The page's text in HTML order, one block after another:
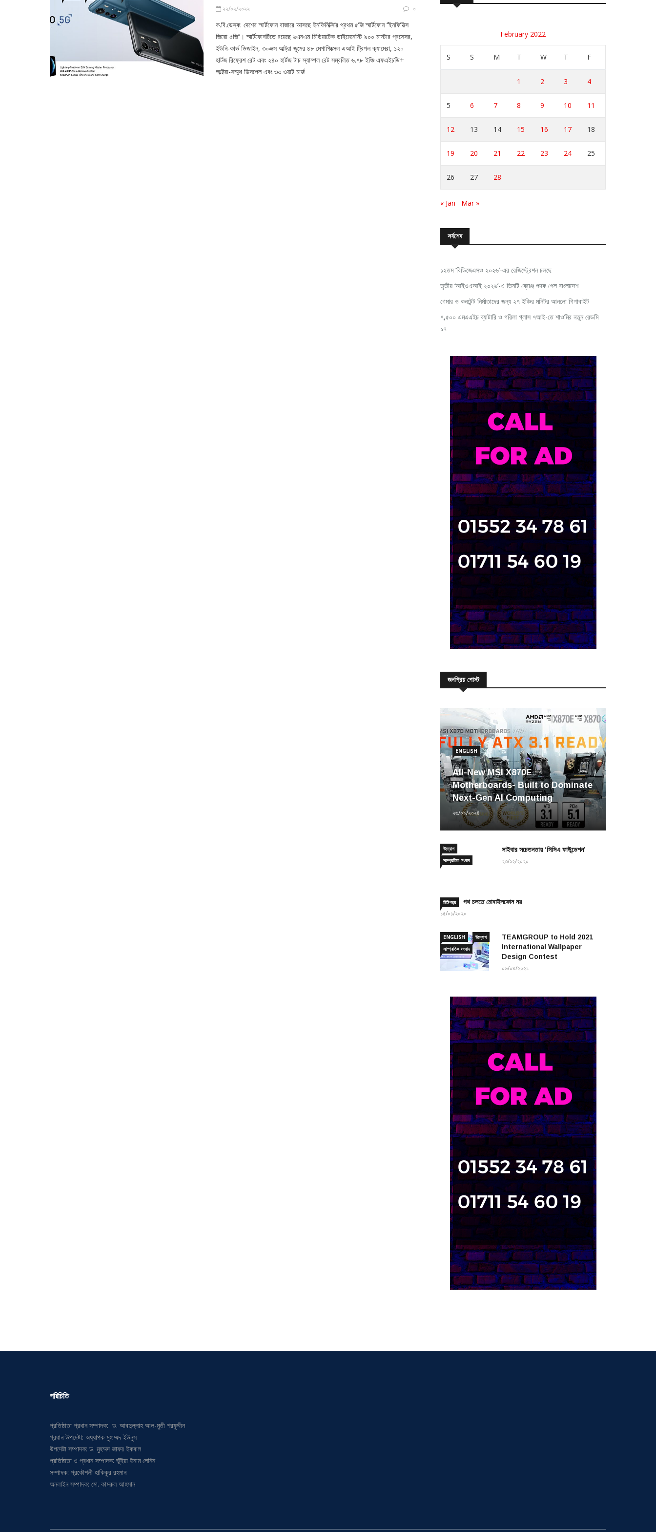
২২/০২/২০২২ ০
ক.বি.ডেস্ক: দেশের স্মার্টফোন বাজারে আসছে ইনফিনিক্সি’র প্রথম ৫জি স্মার্টফোন ‘‘ইনফিনিক্স
জিরো ৫জি’’। স্মার্টফোনটিতে রয়েছে ৬এনএম মিডিয়াটেক ডাইমেনেস্টি ৯০০ মাস্টার প্রসেসর,
ইউনি-কার্ভ ডিজাইন, ৩০এক্স আল্ট্রা জুমের ৪৮ মেগাপিক্সেল এআই ট্রিপল ক্যামেরা, ১২০
হার্টজ রিফ্রেশ রেট এবং ২৪০ হার্টজ টাচ স্যাম্পল রেট সম্বলিত ৬.৭৮ ইঞ্চি এফএইচডি+
আল্ট্রা-সম্মুথ ডিসপ্লে এবং ৩৩ ওয়াট চার্জ
February 2022
S S M T W T F
1 2 3 4
5 6 7 8 9 10 11
12 13 14 15 16 17 18
19 20 21 22 23 24 25
26 27 28
« Jan Mar »
সর্বশেষ
১২তম ‘বিডিজেএসও ২০২৬’-এর রেজিস্ট্রেশন চলছে
তৃতীয় ‘আইওএআই ২০২৬’-এ তিনটি ব্রোঞ্জ পদক পেল বাংলাদেশ
গেমার ও কনটেন্ট নির্মাতাদের জন্য ২৭ ইঞ্চির মনিটর আনলো গিগাবাইট
৭,৫০০ এমএএইচ ব্যাটারি ও গরিলা গ্লাস ৭আই-তে শাওমির নতুন রেডমি
১৭
জনপ্রিয় পোস্ট
ENGLISH
All-New MSI X870E
Motherboards- Built to Dominate
Next-Gen AI Computing
২৬/০৯/২০২৪
উদ্যোগ
সাম্প্রতিক সংবাদ
সাইবার সচেতনতায় ‘সিসিএ ফাউন্ডেশন’
২৩/১২/২০২০
চিঠিপত্র পথ চলতে মোবাইলফোন নয়
১৫/০১/২০২০
ENGLISH
উদ্যোগ
সাম্প্রতিক সংবাদ
TEAMGROUP to Hold 2021
International Wallpaper
Design Contest
০৬/০৪/২০২১
পরিচিতি
প্রতিষ্ঠাতা প্রধান সম্পাদক: ড. আবদুল্লাহ আল-মুতী শরফুদ্দীন
প্রধান উপদেষ্টা: অধ্যাপক মুহাম্মদ ইউনুস
উপদেষ্টা সম্পাদক: ড. মুহম্মদ জাফর ইকবাল
প্রতিষ্ঠাতা ও প্রধান সম্পাদক: ভূঁইয়া ইনাম লেনিন
সম্পাদক: প্রকৌশলী হাকিকুর রহমান
অনলাইন সম্পাদক: মো. কামরুল আহসান